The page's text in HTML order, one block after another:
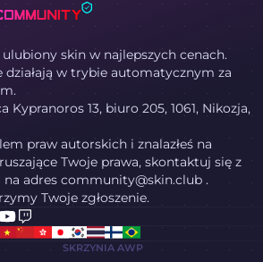
skin w najlepszych cenach.
działają w trybie automatycznym za
Kypranoros 13, biuro 205, 1061, Nikozja,
praw autorskich i znalazłeś na
Twoje prawa, skontaktuj się z
adres community@skin.club .
Twoje zgłoszenie.
SKRZYNIA AWP